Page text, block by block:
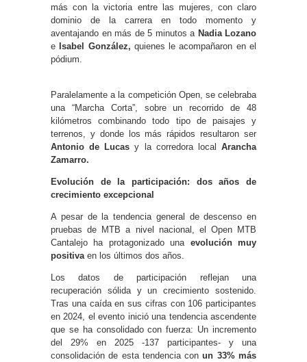
más con la victoria entre las mujeres, con claro
dominio de la carrera en todo momento y
aventajando en más de 5 minutos a Nadia Lozano
e Isabel González, quienes le acompañaron en el
pódium.
Paralelamente a la competición Open, se celebraba
una “Marcha Corta”, sobre un recorrido de 48
kilómetros combinando todo tipo de paisajes y
terrenos, y donde los más rápidos resultaron ser
Antonio de Lucas y la corredora localArancha
Zamarro.
Evolución de la participación: dos años de
crecimiento excepcional
A pesar de la tendencia general de descenso en
pruebas de MTB a nivel nacional, el Open MTB
Cantalejo ha protagonizado una evolución muy
positiva en los últimos dos años.
Los datos de participación reflejan una
recuperación sólida y un crecimiento sostenido.
Tras una caída en sus cifras con 106 participantes
en 2024, el evento inició una tendencia ascendente
que se ha consolidado con fuerza: Un incremento
del 29% en 2025 -137 participantes- y una
consolidación de esta tendencia conun 33% más